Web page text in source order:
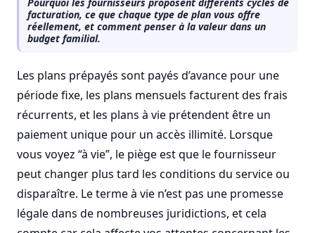
facturation, ce que chaque type de plan vous offre
réellement, et comment penser à la valeur dans un
budget familial.
Les plans prépayés sont payés d’avance pour une
période fixe, les plans mensuels facturent des frais
récurrents, et les plans à vie prétendent être un
paiement unique pour un accès illimité. Lorsque
vous voyez “à vie”, le piège est que le fournisseur
peut changer plus tard les conditions du service ou
disparaître. Le terme à vie n’est pas une promesse
légale dans de nombreuses juridictions, et cela